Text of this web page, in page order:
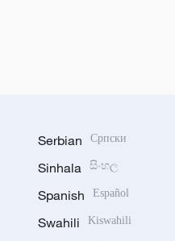
Serbian Српски
Sinhala සිංහල
Spanish Español
Swahili Kiswahili